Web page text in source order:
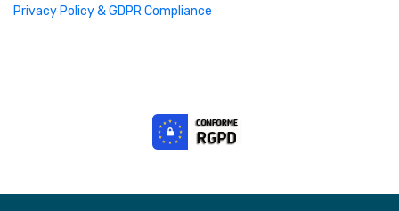
Privacy Policy & GDPR Compliance